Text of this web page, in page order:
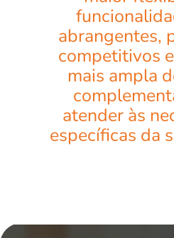
abrangentes,
competitivos
mais ampla
atender às
específicas da